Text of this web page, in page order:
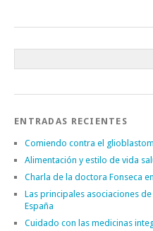
ENTRADAS RECIENTES
Comiendo contra el
Alimentación y estilo de vida
Charla de la doctora Fonseca
Las principales asociaciones
España
Cuidado con las medicinas